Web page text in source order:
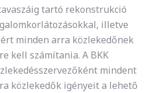
tartó rekonstrukció
illetve
minden arra közlekedőnek
kell számítania. A BKK
mindent
közlekedők igényeit a lehető